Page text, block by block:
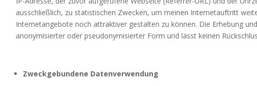
ausschließlich, zu statistischen Zwecken, um meinen Internetauftritt
Internetangebote noch attraktiver gestalten zu können. Die Erhebung
anonymisierter oder pseudonymisierter Form und lässt keinen
Zweckgebundene Datenverwendung